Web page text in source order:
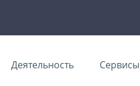
Деятельность Сервисы